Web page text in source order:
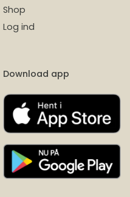
Shop
Log ind
Download app